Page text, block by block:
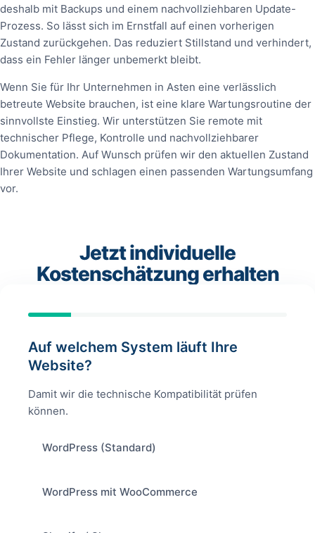
deshalb mit Backups und einem nachvollziehbaren Update-
Prozess. So lässt sich im Ernstfall auf einen vorherigen
Zustand zurückgehen. Das reduziert Stillstand und verhindert,
dass ein Fehler länger unbemerkt bleibt.
Wenn Sie für Ihr Unternehmen in Asten eine verlässlich
betreute Website brauchen, ist eine klare Wartungsroutine der
sinnvollste Einstieg. Wir unterstützen Sie remote mit
technischer Pflege, Kontrolle und nachvollziehbarer
Dokumentation. Auf Wunsch prüfen wir den aktuellen Zustand
Ihrer Website und schlagen einen passenden Wartungsumfang
vor.
Jetzt individuelle
Kostenschätzung erhalten
Auf welchem System läuft Ihre
Website?
Damit wir die technische Kompatibilität prüfen
können.
WordPress (Standard)
WordPress mit WooCommerce